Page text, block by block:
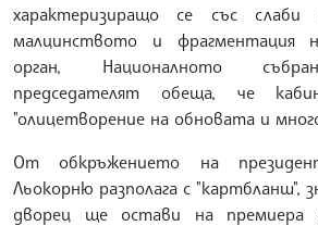
характеризиращо се със слаби
малцинството и фрагментация
орган, Националното
председателят обеща, че
"олицетворение на обновата и
От обкръжението на
Льокорню разполага с "картбланш",
дворец ще остави на премиера